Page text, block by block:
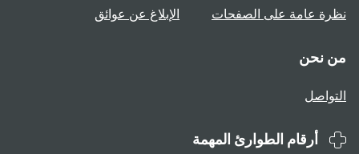
نظرة عامة على الصفحات الإبلاغ عن عوائق
من نحن
التواصل
أرقام الطوارئ المهمة